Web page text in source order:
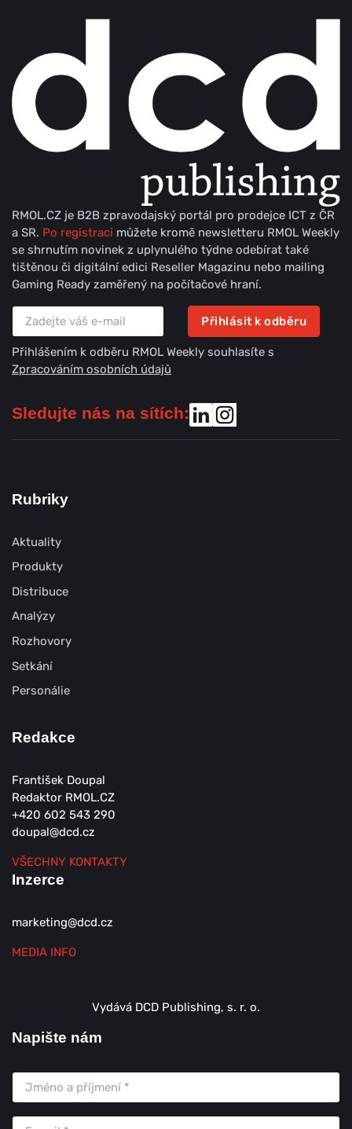
RMOL.CZ je B2B zpravodajský portál pro prodejce ICT z ČR
a SR. Po registraci můžete kromě newsletteru RMOL Weekly
se shrnutím novinek z uplynulého týdne odebírat také
tištěnou či digitální edici Reseller Magazinu nebo mailing
Gaming Ready zaměřený na počítačové hraní.
Přihlásit k odběru
Přihlášením k odběru RMOL Weekly souhlasíte s
Zpracováním osobních údajů
Sledujte nás na sítích:
Rubriky
Aktuality
Produkty
Distribuce
Analýzy
Rozhovory
Setkání
Personálie
Redakce
František Doupal
Redaktor RMOL.CZ
+420 602 543 290
doupal@dcd.cz
VŠECHNY KONTAKTY
Inzerce
marketing@dcd.cz
MEDIA INFO
Vydává DCD Publishing, s. r. o.
Napište nám